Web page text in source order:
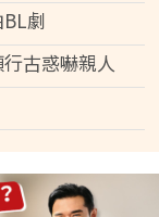
劇
古惑嚇親人